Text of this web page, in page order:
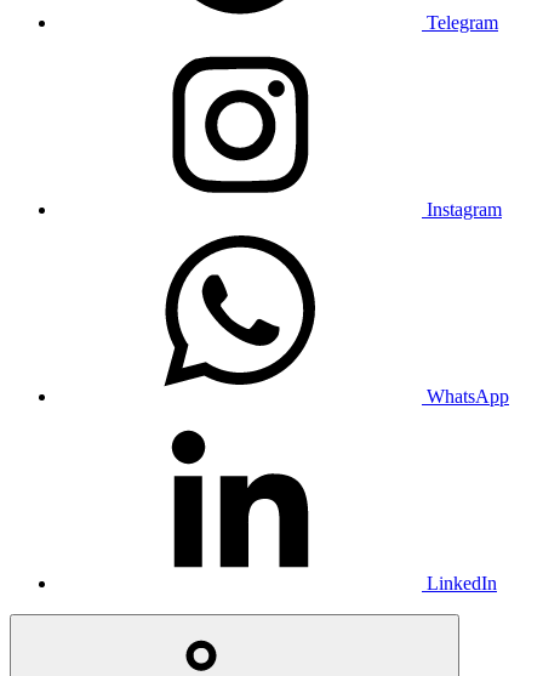
Telegram
Instagram
WhatsApp
LinkedIn